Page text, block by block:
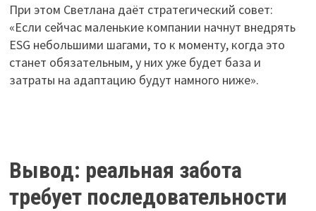
При этом Светлана даёт стратегический совет:
«Если сейчас маленькие компании начнут внедрять
ESG небольшими шагами, то к моменту, когда это
станет обязательным, у них уже будет база и
затраты на адаптацию будут намного ниже».
Вывод: реальная забота
требует последовательности